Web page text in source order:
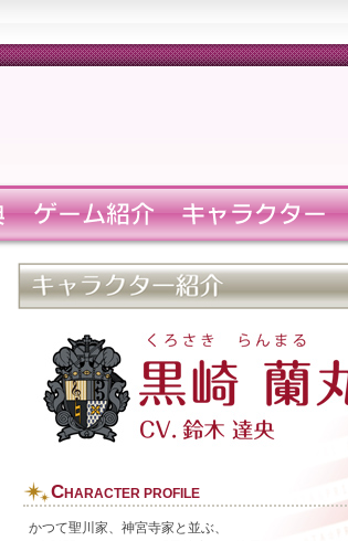
CHARACTER PROFILE
かつて聖川家、神宮寺家と並ぶ、